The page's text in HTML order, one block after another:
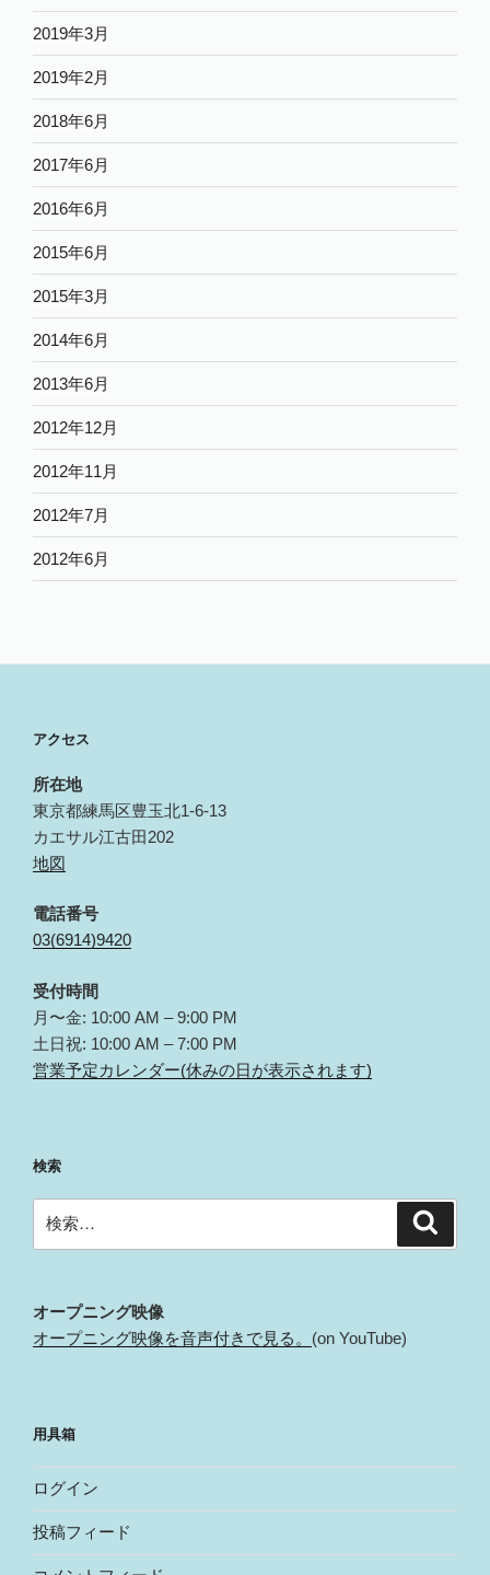
2019年3月
2019年2月
2018年6月
2017年6月
2016年6月
2015年6月
2015年3月
2014年6月
2013年6月
2012年12月
2012年11月
2012年7月
2012年6月
アクセス
所在地
東京都練馬区豊玉北1-6-13
カエサル江古田202
地図
電話番号
03(6914)9420
受付時間
月〜金: 10:00 AM – 9:00 PM
土日祝: 10:00 AM – 7:00 PM
営業予定カレンダー(休みの日が表示されます)
検索
索:
オープニング映像
オープニング映像を音声付きで見る。 (on YouTube)
用具箱
ログイン
投稿フィード